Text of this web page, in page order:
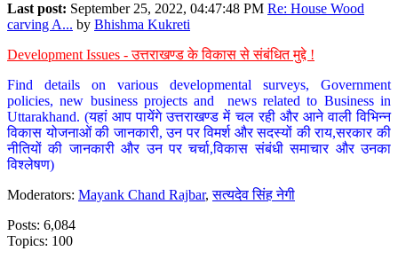
Last post: September 25, 2022, 04:47:48 PM Re: House Wood
carving A... by Bhishma Kukreti
Development Issues - उत्तराखण्ड के विकास से संबंधित मुद्दे !
Find details on various developmental surveys, Government
policies, new business projects and news related to Business in
Uttarakhand. (यहां आप पायेंगे उत्तराखण्ड में चल रही और आने वाली विभिन्न
विकास योजनाओं की जानकारी, उन पर विमर्श और सदस्यों की राय,सरकार की
नीतियों की जानकारी और उन पर चर्चा,विकास संबंधी समाचार और उनका
विश्लेषण)
Moderators: Mayank Chand Rajbar,सत्यदेव सिंह नेगी
Posts: 6,084
Topics: 100